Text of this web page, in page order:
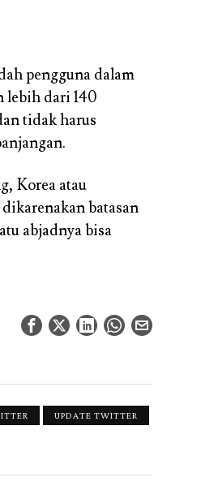
pengguna dalam
lebih dari 140
tidak harus
Korea atau
batasan
abjadnya bisa
UPDATE TWITTER